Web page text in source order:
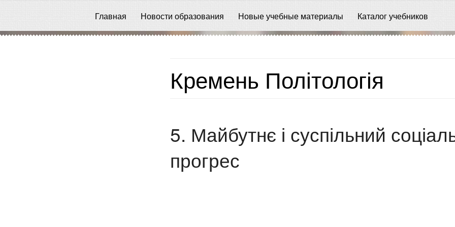
Главная Новости образования Новые учебные материалы Каталог учебников
Кремень Політологія
5. Майбутнє і суспільний
прогрес